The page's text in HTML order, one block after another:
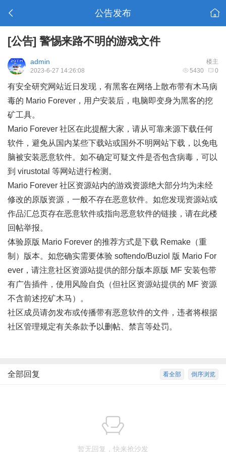
公告发布
[公告] 警惕来路不明的游戏文件
楼主
admin
5430 0
2023-6-27 14:26:08
有安全研究网站近日发现 ，有黑客在网络上散布带有木马病
毒的 Mario Forever，用户安装后，电脑即变身为黑客的挖
矿工具。
Mario Forever 社区在此提醒大家，请从可靠来源下载任何
软件，避免从国内某些下载站或国外不明网站下载，以免电
脑被安装恶意软件。如不确定可疑文件是否包含病毒，可以
到 virustotal 等网站进行检测。
Mario Forever 社区资源站内的游戏资源绝大部分均为未经
修改的原版资源，一般不存在恶意软件。如您发现资源站或
作品汇总页存在恶意软件或指向恶意软件的链接， 请在此楼
回帖举报。
体验原版 Mario Forever 的推荐方式是下载 Remake（重
制）版本。如您确实需要体验 softendo/Buziol 版 Mario For
ever，请注意社区资源站提供的部分版本原版 MF 安装包带
有广告插件，使用风险自负（但社区资源站提供的 MF 资源
不含前述挖矿木马）。
社区成员请勿发布或传播带有恶意软件的文件，违者将根据
社区管理规定有关条款予以删帖、禁言等处罚。
倒序浏览
看全部
全部回复
暂无回复，快来抢沙发